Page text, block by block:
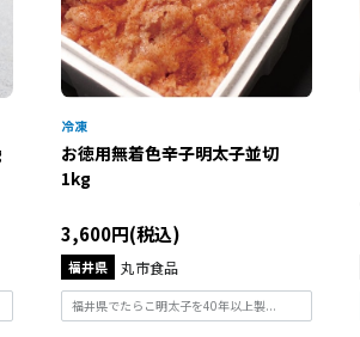
お徳用無着色辛子明太子並切
1kg
3,600円(税込)
福井県 丸市食品
福井県でたらこ明太子を40年以上製...